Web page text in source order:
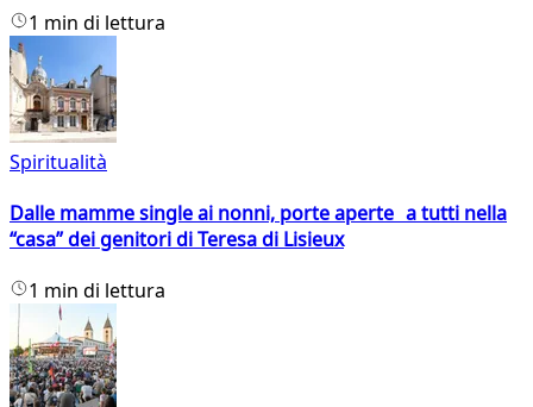
1 min di lettura
Spiritualità
Dalle mamme single ai nonni, porte aperte a tutti nella
“casa” dei genitori di Teresa di Lisieux
1 min di lettura